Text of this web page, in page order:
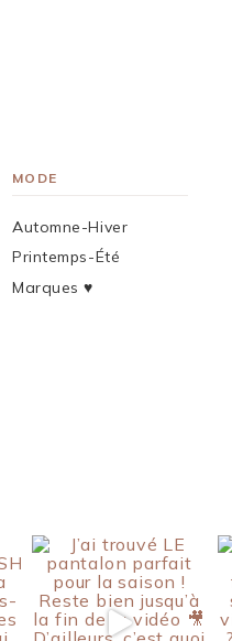
MODE
Automne-Hiver
Printemps-Été
Marques ♥︎